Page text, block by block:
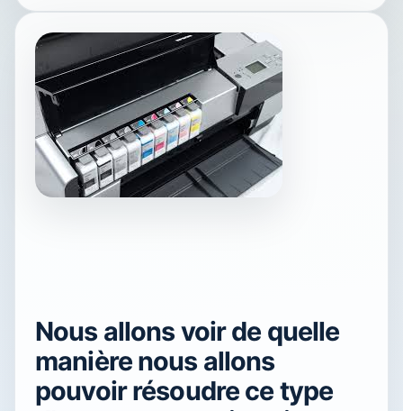
Nous allons voir de quelle
manière nous allons
pouvoir résoudre ce type